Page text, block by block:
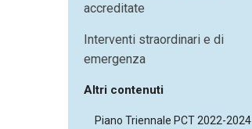
accreditate
Interventi straordinari e di
emergenza
Altri contenuti
Piano Triennale PCT 2022-2024